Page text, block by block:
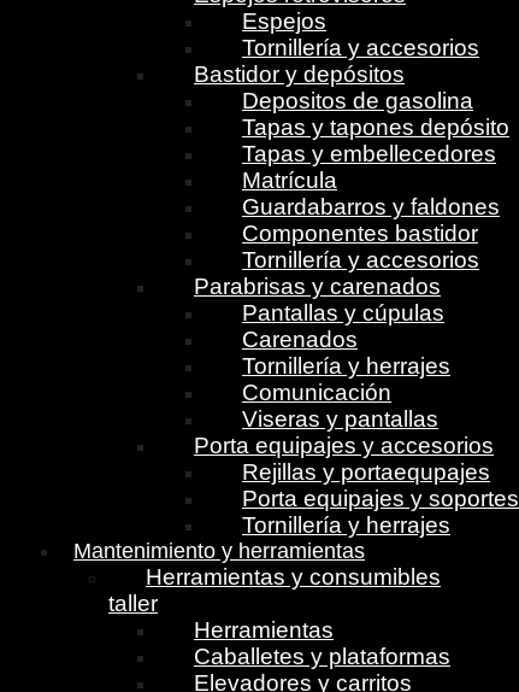
Espejos
Tornillería y accesorios
Bastidor y depósitos
Depositos de gasolina
Tapas y tapones depósito
Tapas y embellecedores
Matrícula
Guardabarros y faldones
Componentes bastidor
Tornillería y accesorios
Parabrisas y carenados
Pantallas y cúpulas
Carenados
Tornillería y herrajes
Comunicación
Viseras y pantallas
Porta equipajes y accesorios
Rejillas y portaequpajes
Porta equipajes y soportes
Tornillería y herrajes
Mantenimiento y herramientas
Herramientas y consumibles
taller
Herramientas
Caballetes y plataformas
Elevadores y carritos